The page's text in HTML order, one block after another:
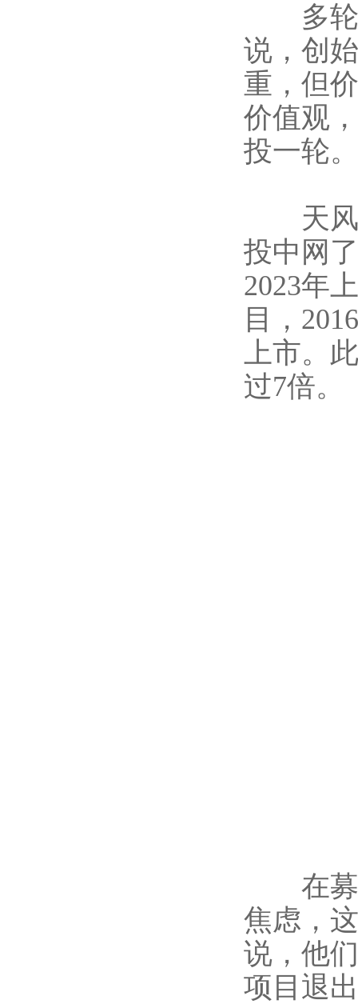
多轮
说，创
重，但
价值观
投一轮。
天风
投中网
2023年
目，
上市。
过7倍。
在募
焦虑，
说，他
项目退